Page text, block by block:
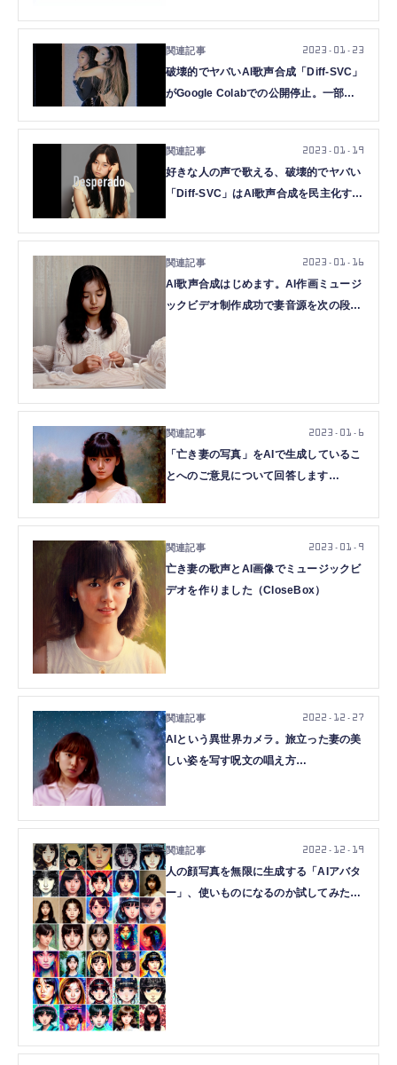
破壊的でヤバいAI歌声合成「Diff-SVC」
がGoogle Colabでの公開停止。一部ユ
2023.01.23
好きな人の声で歌える、破壊的でヤバい
「Diff-SVC」はAI歌声合成を民主化する
2023.01.19
AI歌声合成はじめます。AI作画ミュージ
ックビデオ制作成功で妻音源を次の段階
2023.01.16
「亡き妻の写真」をAIで生成しているこ
とへのご意見について回答します
2023.01.6
亡き妻の歌声とAI画像でミュージックビ
デオを作りました（CloseBox）
2023.01.9
AIという異世界カメラ。旅立った妻の美
しい姿を写す呪文の唱え方
2022.12.27
人の顔写真を無限に生成する「AIアバタ
ー」、使いものになるのか試してみた
2022.12.19